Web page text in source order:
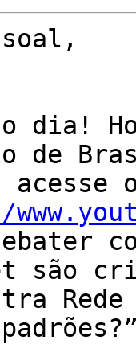
o dia!
de
são
Rede